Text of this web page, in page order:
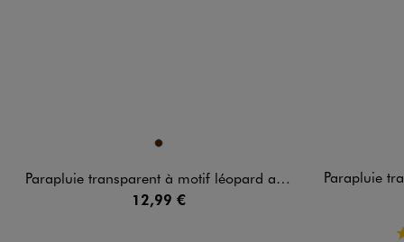
Disponible en 1 colorisMARRON
Parapluie transparent à motif léopard adulte
12,99 €
Disponible
Parapluie